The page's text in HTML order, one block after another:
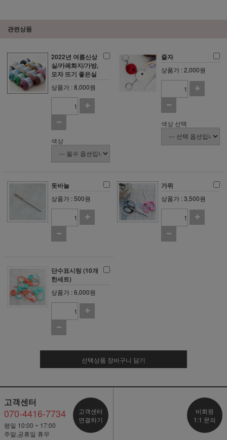
관련상품
2022년 여름신상
실/카페화지/가방,
모자 뜨기 좋은실
상품가 : 8,000원
색상
줄자
상품가 : 2,000원
색상 선택
돗바늘
상품가 : 500원
가위
상품가 : 3,500원
단수표시링 (10개
한세트)
상품가 : 6,000원
선택상품 장바구니 담기
고객센터
070-4416-7734
평일 10:00 ~ 17:00
주말,공휴일 휴무
고객센터
연결하기
비회원
1:1 문의